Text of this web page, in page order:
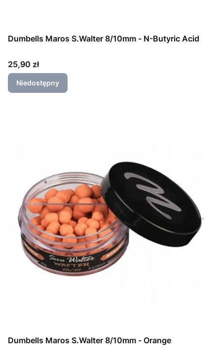
Dumbells Maros S.Walter 8/10mm - N-Butyric Acid
Cena
25,90 zł
Niedostępny
Dumbells Maros S.Walter 8/10mm - Orange